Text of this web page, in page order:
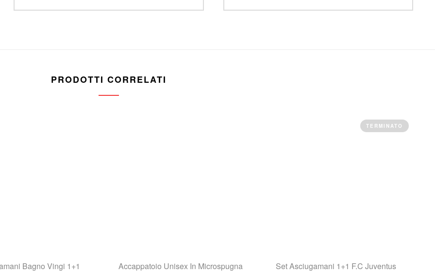
PRODOTTI CORRELATI
Bagno Vingi 1+1
Accappatoio Unisex In Microspugna
TERMINATO
Set Asciugamani 1+1 F.C Juventus